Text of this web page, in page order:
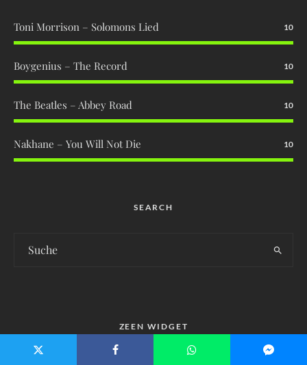
Toni Morrison – Solomons Lied 10
Boygenius – The Record 10
The Beatles – Abbey Road 10
Nakhane – You Will Not Die 10
SEARCH
ZEEN WIDGET